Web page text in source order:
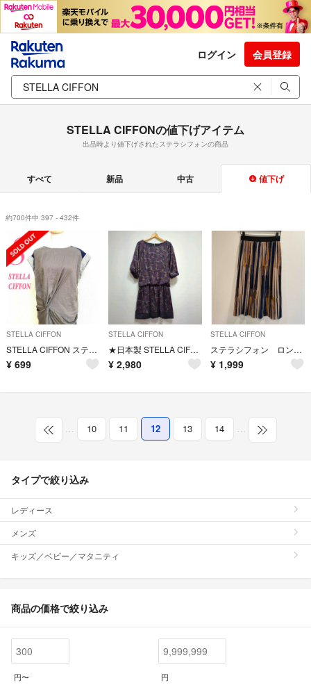
ログイン 会員登録
STELLA CIFFONの値下げアイテム
出品時より値下げされたステラシフォンの商品
すべて 新品 中古 値下げ
約700件中 397 - 432件
STELLA CIFFON
STELLA CIFFON ステラシフォン S ひざ丈ワンピース 切替 きれいめ
¥ 699
STELLA CIFFON
★日本製 STELLA CIFFON 総柄 サテン プルオーバー ワンピース
¥ 2,980
STELLA CIFFON
ステラシフォン ロングスカート
¥ 1,999
… 10 11 12 13 14 …
タイプで絞り込み
レディース
メンズ
キッズ／ベビー／マタニティ
商品の価格で絞り込み
円〜 円